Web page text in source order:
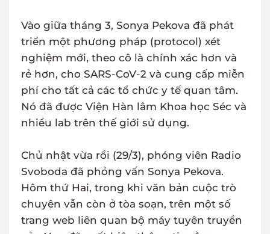
Vào giữa tháng 3, Sonya Pekova đã phát
triển một phương pháp (protocol) xét
nghiệm mới, theo cô là chính xác hơn và
rẻ hơn, cho SARS-CoV-2 và cung cấp miễn
phí cho tất cả các tổ chức y tế quan tâm.
Nó đã được Viện Hàn lâm Khoa học Séc và
nhiều lab trên thế giới sử dụng.
Chủ nhật vừa rồi (29/3), phóng viên Radio
Svoboda đã phỏng vấn Sonya Pekova.
Hôm thứ Hai, trong khi văn bản cuộc trò
chuyện vẫn còn ở tòa soạn, trên một số
trang web liên quan bộ máy tuyên truyền